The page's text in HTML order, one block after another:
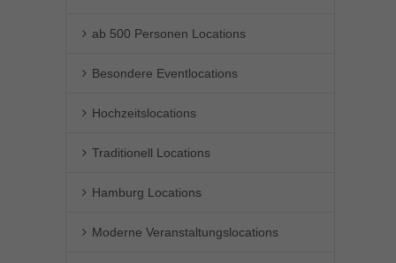
ab 500 Personen Locations
Besondere Eventlocations
Hochzeitslocations
Traditionell Locations
Hamburg Locations
Moderne Veranstaltungslocations